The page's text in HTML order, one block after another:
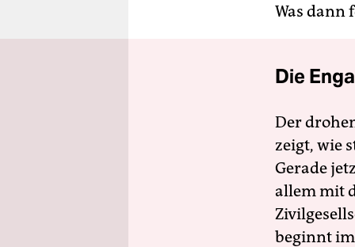
Was dann
Die
Der
zeigt, wie
Gerade
allem mit
beginnt